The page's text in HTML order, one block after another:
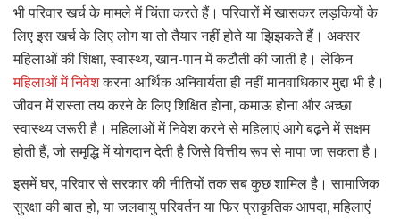
भी परिवार खर्च के मामले में चिंता करते हैं। परिवारों में खासकर लड़कियों के
लिए इस खर्च के लिए लोग या तो तैयार नहीं होते या झिझकते हैं। अक्सर
महिलाओं की शिक्षा, स्वास्थ्य, खान-पान में कटौती की जाती है। लेकिन
महिलाओं में निवेशकरना आर्थिक अनिवार्यता ही नहीं मानवाधिकार मुद्दा भी है।
जीवन में रास्ता तय करने के लिए शिक्षित होना, कमाऊ होना और अच्छा
स्वास्थ्य जरूरी है। महिलाओं में निवेश करने से महिलाएं आगे बढ़ने में सक्षम
होती हैं, जो समृद्धि में योगदान देती है जिसे वित्तीय रूप से मापा जा सकता है।
इसमें घर, परिवार से सरकार की नीतियों तक सब कुछ शामिल है। सामाजिक
सुरक्षा की बात हो, या जलवायु परिवर्तन या फिर प्राकृतिक आपदा, महिलाएं